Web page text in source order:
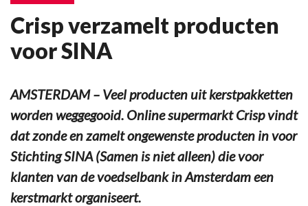
Crisp verzamelt producten
voor SINA
AMSTERDAM – Veel producten uit kerstpakketten
worden weggegooid. Online supermarkt Crisp vindt
dat zonde en zamelt ongewenste producten in voor
Stichting SINA (Samen is niet alleen) die voor
klanten van de voedselbank in Amsterdam een
kerstmarkt organiseert.